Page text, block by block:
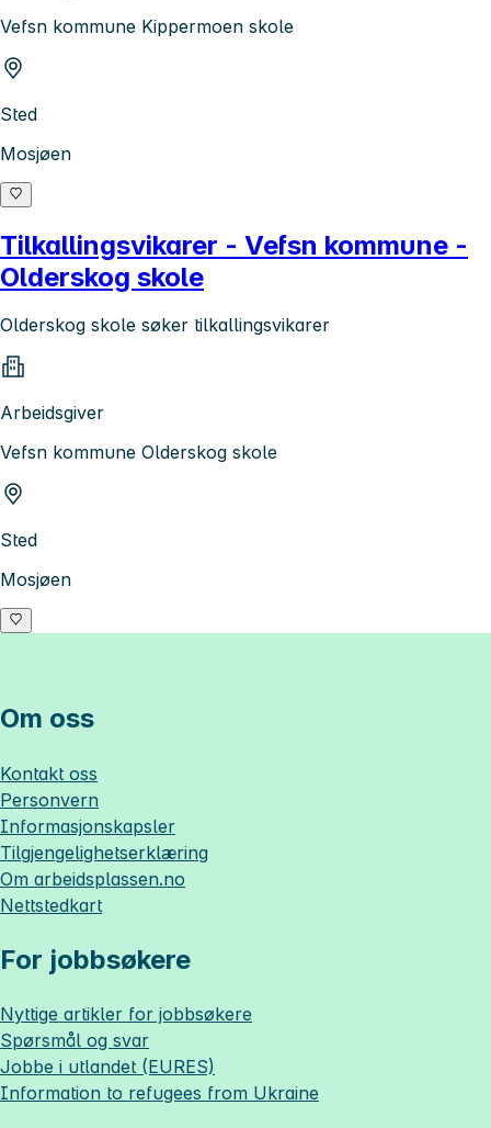
Vefsn kommune Kippermoen skole
Sted
Mosjøen
Tilkallingsvikarer - Vefsn kommune -
Olderskog skole
Olderskog skole søker tilkallingsvikarer
Arbeidsgiver
Vefsn kommune Olderskog skole
Sted
Mosjøen
Om oss
Kontakt oss
Personvern
Informasjonskapsler
Tilgjengelighetserklæring
Om arbeidsplassen.no
Nettstedkart
For jobbsøkere
Nyttige artikler for jobbsøkere
Spørsmål og svar
Jobbe i utlandet (EURES)
Information to refugees from Ukraine